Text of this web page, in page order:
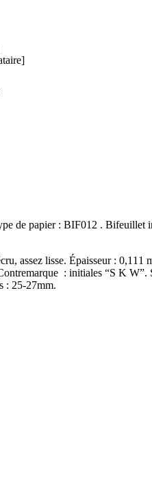
assez lisse. Épaisseur :
: initiales “S K
: 25-27mm.